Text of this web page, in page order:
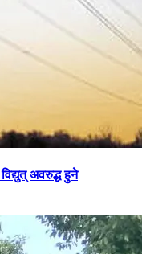
अवरुद्ध हुने